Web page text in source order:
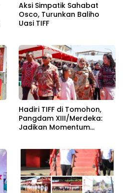
Aksi Simpatik Sahabat
Osco, Turunkan Baliho
Uasi TIFF
Hadiri TIFF di Tomohon,
Pangdam XIII/Merdeka:
Jadikan Momentum